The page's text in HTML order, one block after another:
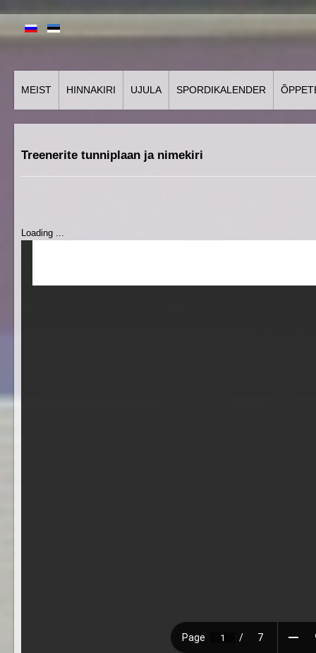
MEIST HINNAKIRI UJULA SPORDIKALENDER
Treenerite tunniplaan ja nimekiri
Loading ...